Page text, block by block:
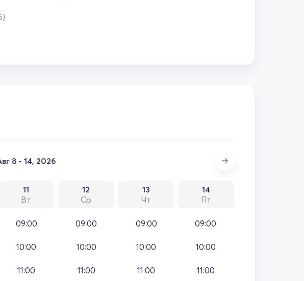
8 - 14, 2026
11
Вт
12
Ср
13
Чт
14
Пт
09:00
10:00
11:00
09:00
10:00
11:00
09:00
10:00
11:00
09:00
10:00
11:00